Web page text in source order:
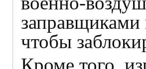
чтобы
Кроме того,